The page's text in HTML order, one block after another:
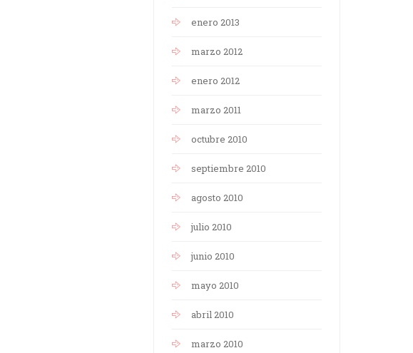
enero 2013
marzo 2012
enero 2012
marzo 2011
octubre 2010
septiembre 2010
agosto 2010
julio 2010
junio 2010
mayo 2010
abril 2010
marzo 2010